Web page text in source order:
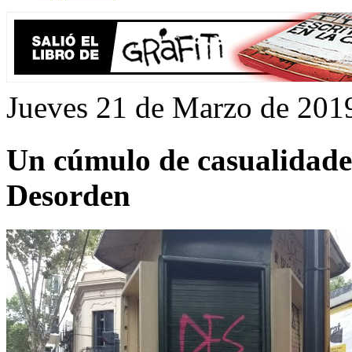
Jueves 21 de Marzo de
Un cúmulo de
Desorden